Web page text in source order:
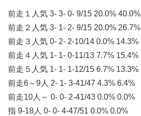
前走１人気 3- 3- 0- 9/15 20.0% 40.0%
前走２人気 3- 1- 2- 9/15 20.0% 26.7%
前走３人気 0- 2- 2-10/14 0.0% 14.3%
前走４人気 1- 1- 0-11/13 7.7% 15.4%
前走５人気 1- 1- 1-12/15 6.7% 13.3%
前走6～9人 2- 1- 3-41/47 4.3% 6.4%
前走10人～ 0- 0- 2-41/43 0.0% 0.0%
指 9-18人 0- 0- 4-47/51 0.0% 0.0%